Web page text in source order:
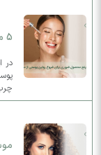
5 محصول ضروری برای شروع روتین پوستی از صفر